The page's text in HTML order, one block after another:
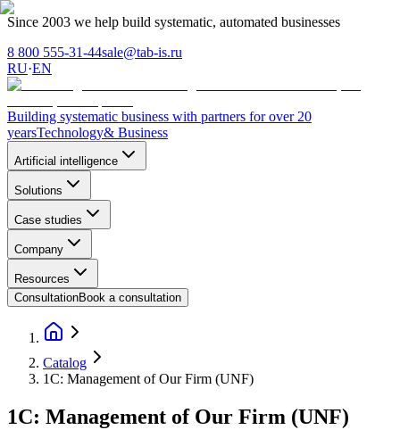
Since 2003 we help build systematic, automated businesses
8 800 555-31-44sale@tab-is.ru
RU·EN
Building systematic business with partners for over 20
yearsTechnology& Business
Artificial intelligence
Solutions
Case studies
Company
Resources
ConsultationBook a consultation
Catalog
1C: Management of Our Firm (UNF)
1C: Management of Our Firm (UNF)